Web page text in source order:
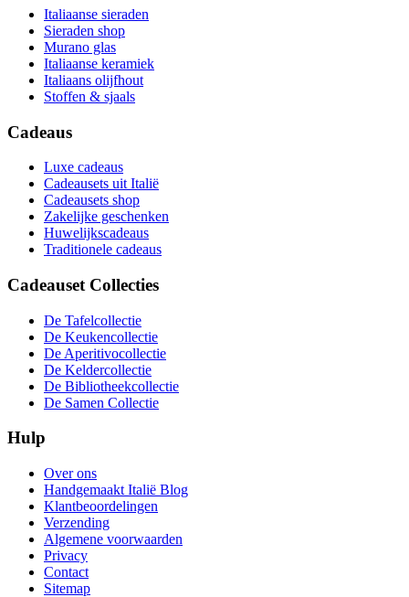
Italiaanse sieraden
Sieraden shop
Murano glas
Italiaanse keramiek
Italiaans olijfhout
Stoffen & sjaals
Cadeaus
Luxe cadeaus
Cadeausets uit Italië
Cadeausets shop
Zakelijke geschenken
Huwelijkscadeaus
Traditionele cadeaus
Cadeauset Collecties
De Tafelcollectie
De Keukencollectie
De Aperitivocollectie
De Keldercollectie
De Bibliotheekcollectie
De Samen Collectie
Hulp
Over ons
Handgemaakt Italië Blog
Klantbeoordelingen
Verzending
Algemene voorwaarden
Privacy
Contact
Sitemap